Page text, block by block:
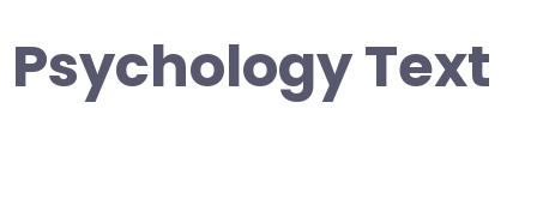
Psychology Text